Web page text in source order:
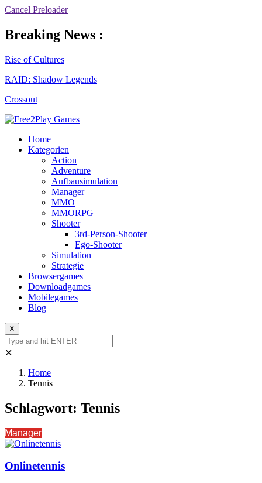
Cancel Preloader
Breaking News :
Rise of Cultures
RAID: Shadow Legends
Crossout
Home
Kategorien
Action
Adventure
Aufbausimulation
Manager
MMO
MMORPG
Shooter
3rd-Person-Shooter
Ego-Shooter
Simulation
Strategie
Browsergames
Downloadgames
Mobilegames
Blog
X
✕
Home
Tennis
Schlagwort: Tennis
Manager
Onlinetennis